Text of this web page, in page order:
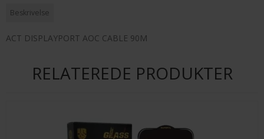
Beskrivelse
ACT DISPLAYPORT AOC CABLE 90M
RELATEREDE PRODUKTER